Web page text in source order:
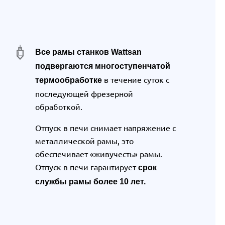
Все рамы станков Wattsan
подвергаются многоступенчатой
термообработкев течение суток с
последующей фрезерной
обработкой.
Отпуск в печи снимает напряжение с
металлической рамы, это
обеспечивает «живучесть» рамы.
Отпуск в печи гарантируетсрок
службы рамы более 10 лет.